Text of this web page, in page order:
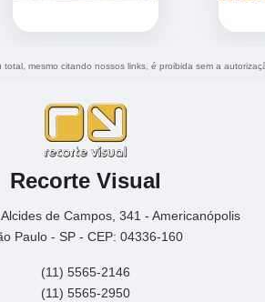
mesmo citando nossos links, é proibida sem a
Recorte Visual
de Campos, 341 - Americanópolis
Paulo - SP - CEP: 04336-160
(11) 5565-2146
(11) 5565-2950